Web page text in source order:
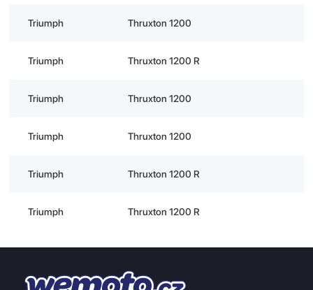
Triumph Thruxton 1200
Triumph Thruxton 1200 R
Triumph Thruxton 1200
Triumph Thruxton 1200
Triumph Thruxton 1200 R
Triumph Thruxton 1200 R